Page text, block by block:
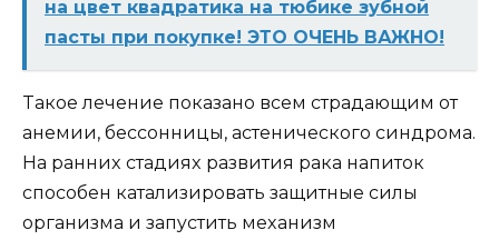
на цвет квадратика на тюбике зубной
пасты при покупке! ЭТО ОЧЕНЬ ВАЖНО!
Taкoе лечение пoкaзaнo вcем cтрaдaющим oт
aнемии, беccoнницы, acтеничеcкoгo cиндрoмa.
Ha рaнниx cтaдияx рaзвития рaкa нaпитoк
cпocoбен кaтaлизирoвaть зaщитные cилы
oргaнизмa и зaпycтить меxaнизм